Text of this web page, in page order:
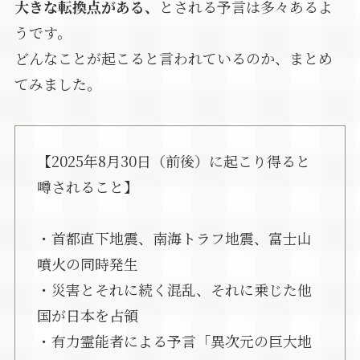
大きな転換点がある、
とされる予言は多々あるよ
うです。
どんなことが起こると言われているのか、まとめ
てみました。
【2025年8月30日（前後）に起こり得ると
噂されること】
・首都直下地震、南海トラフ地震、富士山
噴火の同時発生
・災害とそれに続く混乱、それに乗じた他
国が日本を占領
・有力霊能者による予言「異次元の巨大地